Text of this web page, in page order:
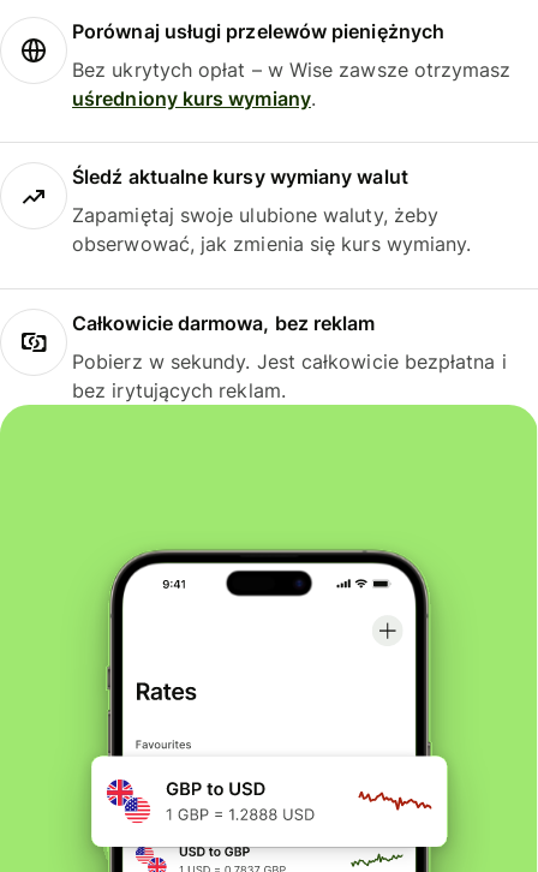
Porównaj usługi przelewów pieniężnych
Bez ukrytych opłat – w Wise zawsze otrzymasz
uśredniony kurs wymiany.
Śledź aktualne kursy wymiany walut
Zapamiętaj swoje ulubione waluty, żeby
obserwować, jak zmienia się kurs wymiany.
Całkowicie darmowa, bez reklam
Pobierz w sekundy. Jest całkowicie bezpłatna i
bez irytujących reklam.